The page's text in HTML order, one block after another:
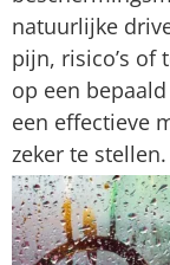
natuurlijke
pijn, risico’s of
op een
een effectieve
zeker te stellen.